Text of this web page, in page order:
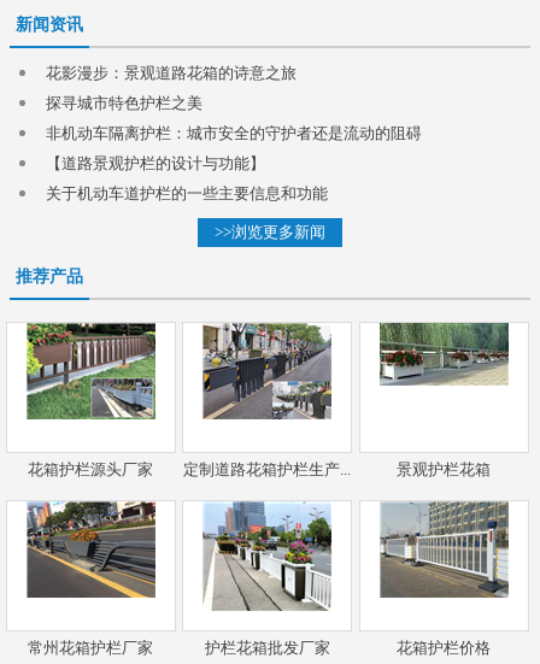
新闻资讯
花影漫步：景观道路花箱的诗意之旅
探寻城市特色护栏之美
非机动车隔离护栏：城市安全的守护者还是流动的阻碍
【道路景观护栏的设计与功能】
关于机动车道护栏的一些主要信息和功能
>>浏览更多新闻
推荐产品
花箱护栏源头厂家 定制道路花箱护栏生产... 景观护栏花箱
常州花箱护栏厂家 护栏花箱批发厂家 花箱护栏价格